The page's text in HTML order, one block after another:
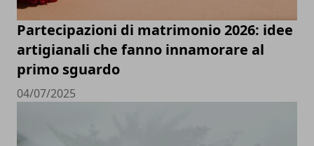
Partecipazioni di matrimonio 2026: idee
artigianali che fanno innamorare al
primo sguardo
04/07/2025